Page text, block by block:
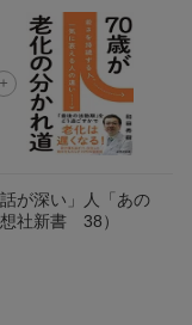
タSIM（3GB/月プ
円OFFクーポン
が深い」人
「あの
想社新書 38）